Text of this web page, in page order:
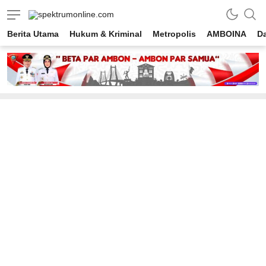
spektrumonline.com
Berita Utama Hukum & Kriminal Metropolis AMBOINA